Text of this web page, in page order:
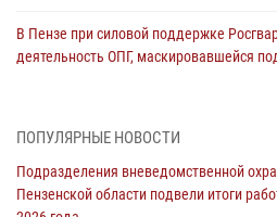
В Пензе при силовой поддержке
деятельность ОПГ, маскировавшейся
работы за первое полугодие 2026 года
ПОПУЛЯРНЫЕ НОВОСТИ
Подразделения вневедомственной
Пензенской области подвели итоги